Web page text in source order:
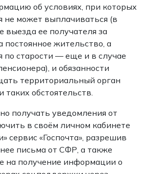
об условиях, при которых
не может выплачиваться (в
выезда ее получателя за
постоянное жительство, а
по старости — еще и в случае
и обязанности
территориальный орган
обстоятельств.
получать уведомления от
в своём личном кабинете
сервис «Госпочта», разрешив
письма от СФР, а также
на получение информации о